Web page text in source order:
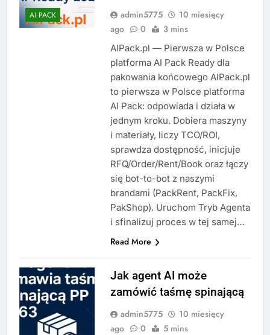
AI PACK admin5775
10 miesięcy
ago
0 3 mins
AIPack.pl — Pierwsza w Polsce
platforma AI Pack Ready dla
pakowania końcowego AIPack.pl
to pierwsza w Polsce platforma
AI Pack: odpowiada i działa w
jednym kroku. Dobiera maszyny
i materiały, liczy TCO/ROI,
sprawdza dostępność, inicjuje
RFQ/Order/Rent/Book oraz łączy
się bot-to-bot z naszymi
brandami (PackRent, PackFix,
PakShop). Uruchom Tryb Agenta
i sfinalizuj proces w tej samej…
Read More
Jak agent AI może
zamówić taśmę spinającą
admin5775
10 miesięcy
ago
0 5 mins